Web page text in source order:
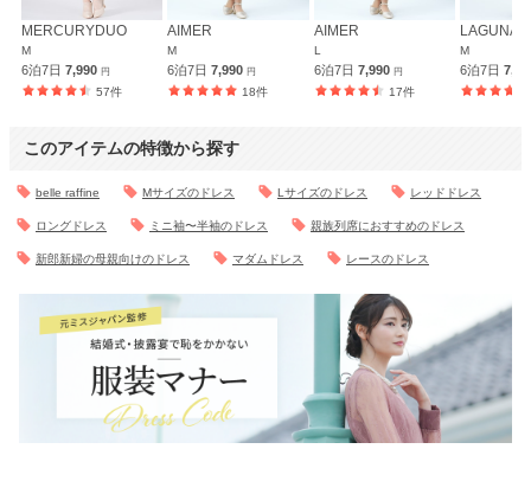
MERCURYDUO
M
6泊7日 7,990 円
57件
AIMER
M
6泊7日7,990円
18件
AIMER
L
6泊7日 7,990 円
17件
M
6泊7日
このアイテムの特徴から探す
belle raffine Mサイズのドレス Lサイズのドレス レッドドレス
ロングドレス ミニ袖〜半袖のドレス 親族列席におすすめのドレス
新郎新婦の母親向けのドレス マダムドレス レースのドレス